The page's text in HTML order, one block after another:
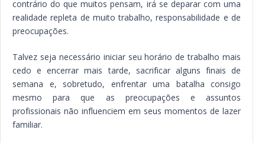
contrário do que muitos pensam, irá se deparar com uma
realidade repleta de muito trabalho, responsabilidade e de
preocupações.
Talvez seja necessário iniciar seu horário de trabalho mais
cedo e encerrar mais tarde, sacrificar alguns finais de
semana e, sobretudo, enfrentar uma batalha consigo
mesmo para que as preocupações e assuntos
profissionais não influenciem em seus momentos de lazer
familiar.